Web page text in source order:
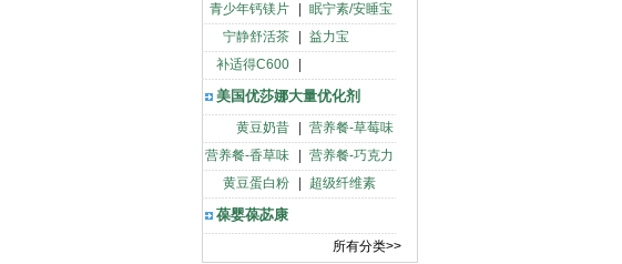
青少年钙镁片
眠宁素/安睡宝
宁静舒活茶
益力宝
补适得C600
美国优莎娜大量优化剂
黄豆奶昔
营养餐-草莓味
营养餐-香草味
营养餐-巧克力
黄豆蛋白粉
超级纤维素
葆婴葆苾康
所有分类>>